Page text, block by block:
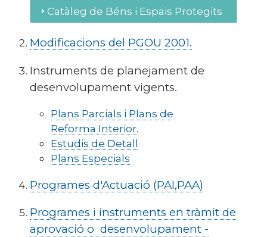
Catàleg de Béns i Espais Protegits
Modificacions del PGOU 2001.
Instruments de planejament de
desenvolupament vigents.
Plans Parcials i Plans de
Reforma Interior.
Estudis de Detall
Plans Especials
Programes d'Actuació (PAI,PAA)
Programes i instruments en tràmit de
aprovació o desenvolupament -